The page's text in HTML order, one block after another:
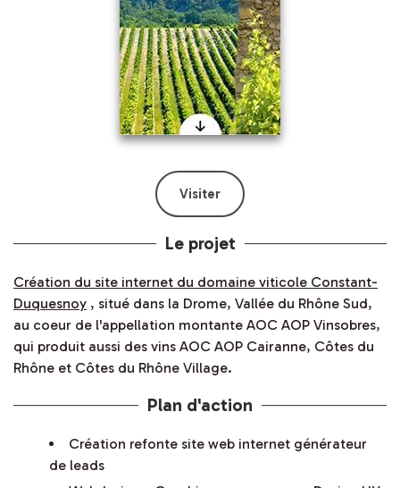
Visiter
Le projet
Création du site internet du domaine viticole Constant-
Duquesnoy , situé dans la Drome, Vallée du Rhône Sud,
au coeur de l'appellation montante AOC AOP Vinsobres,
qui produit aussi des vins AOC AOP Cairanne, Côtes du
Rhône et Côtes du Rhône Village.
Plan d'action
Création refonte site web internet générateur
de leads